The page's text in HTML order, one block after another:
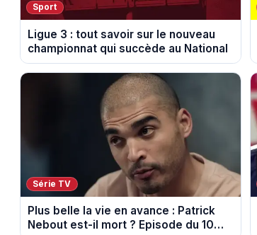
Sport
Ligue 3 : tout savoir sur le nouveau
championnat qui succède au National
Série TV
Plus belle la vie en avance : Patrick
Nebout est-il mort ? Episode du 10